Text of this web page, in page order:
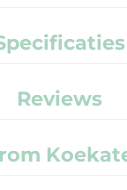
Reviews